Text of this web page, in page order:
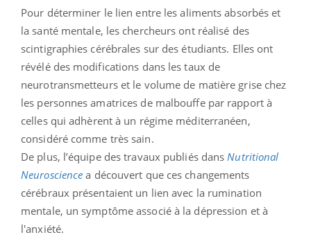
Pour déterminer le lien entre les aliments absorbés et
la santé mentale, les chercheurs ont réalisé des
scintigraphies cérébrales sur des étudiants. Elles ont
révélé des modifications dans les taux de
neurotransmetteurs et le volume de matière grise chez
les personnes amatrices de malbouffe par rapport à
celles qui adhèrent à un régime méditerranéen,
considéré comme très sain.
De plus, l’équipe des travaux publiés dansNutritional
Neuroscience a découvert que ces changements
cérébraux présentaient un lien avec la rumination
mentale, un symptôme associé à la dépression et à
l'anxiété.